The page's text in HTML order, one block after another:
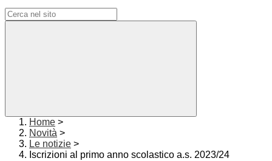
Home >
Novità >
Le notizie >
Iscrizioni al primo anno scolastico a.s. 2023/24